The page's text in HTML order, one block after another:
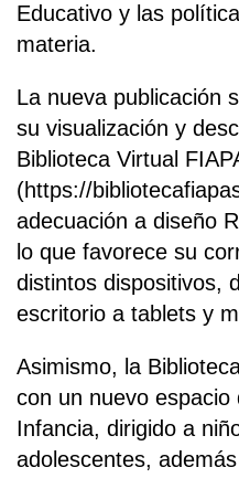
Educativo y las
materia.
La nueva publicación
su visualización y
Biblioteca Virtual
(https://
adecuación a diseño
lo que favorece su
distintos dispositivos,
escritorio a tablets y
Asimismo, la
con un nuevo espacio
Infancia, dirigido a
adolescentes,